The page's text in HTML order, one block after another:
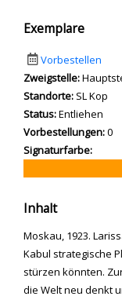
Exemplare
Vorbestellen
Zweigstelle:
Standorte: SL Kop
Status:Entliehen
Vorbestellungen:0
Signaturfarbe:
Inhalt
Moskau, 1923.
Kabul strategische
stürzen könnten.
die Welt neu denkt